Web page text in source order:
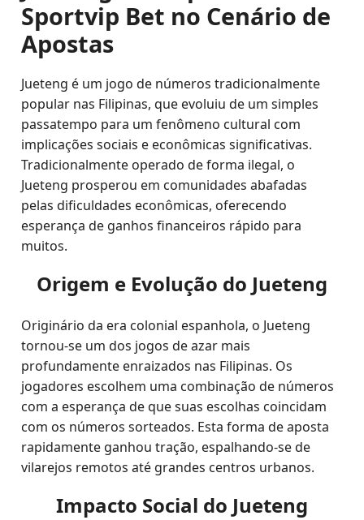
Sportvip Bet no Cenário de
Apostas
Jueteng é um jogo de números tradicionalmente
popular nas Filipinas, que evoluiu de um simples
passatempo para um fenômeno cultural com
implicações sociais e econômicas significativas.
Tradicionalmente operado de forma ilegal, o
Jueteng prosperou em comunidades abafadas
pelas dificuldades econômicas, oferecendo
esperança de ganhos financeiros rápido para
muitos.
Origem e Evolução do Jueteng
Originário da era colonial espanhola, o Jueteng
tornou-se um dos jogos de azar mais
profundamente enraizados nas Filipinas. Os
jogadores escolhem uma combinação de números
com a esperança de que suas escolhas coincidam
com os números sorteados. Esta forma de aposta
rapidamente ganhou tração, espalhando-se de
vilarejos remotos até grandes centros urbanos.
Impacto Social do Jueteng